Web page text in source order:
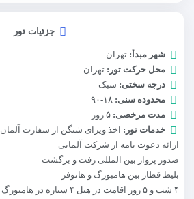
جزئیات تور
شهر مبدأ: تهران
محل حرکت تور: تهران
درجه سختی: سبک
محدوده سنی: ۱۸-۹۰
مدت مرخصی: ۵ روز
خدمات تور:
اخذ ویزای شنگن از سفارت آلمان
ارائه دعوت نامه از شرکت آلمانی
صدور پرواز بین المللی رفت و برگشت
بلیط قطار بین هامبورگ و هانوفر
۴ شب و ۵ روز اقامت در هتل ۴ ستاره در هامبورگ و ۳ ستاره در هانوفر